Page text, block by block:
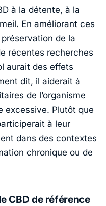
à la détente, à la
En améliorant ces
de la
récentes recherches
aurait des effets
dit, il aiderait à
de l’organisme
excessive. Plutôt que
à leur
dans des contextes
chronique ou de
CBD de référence